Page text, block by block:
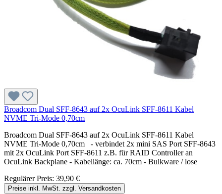
Broadcom Dual SFF-8643 auf 2x OcuLink SFF-8611 Kabel
NVME Tri-Mode 0,70cm
Broadcom Dual SFF-8643 auf 2x OcuLink SFF-8611 Kabel
NVME Tri-Mode 0,70cm - verbindet 2x mini SAS Port SFF-8643
mit 2x OcuLink Port SFF-8611 z.B. für RAID Controller an
OcuLink Backplane - Kabellänge: ca. 70cm - Bulkware / lose
Regulärer Preis: 39,90 €
Preise inkl. MwSt. zzgl. Versandkosten